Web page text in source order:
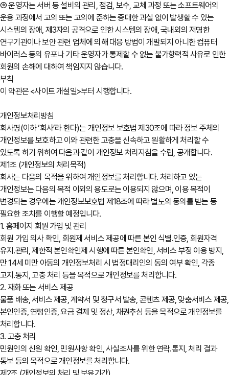
⑨ 운영자는 서버 등 설비의 관리, 점검, 보수, 교체 과정 또는 소프트웨어의
운용 과정에서 고의 또는 고의에 준하는 중대한 과실 없이 발생할 수 있는
시스템의 장애, 제3자의 공격으로 인한 시스템의 장애, 국내외의 저명한
연구기관이나 보안 관련 업체에 의해 대응 방법이 개발되지 아니한 컴퓨터
바이러스 등의 유포나 기타 운영자가 통제할 수 없는 불가항력적 사유로 인한
회원의 손해에 대하여 책임지지 않습니다.
부칙
이 약관은 <사이트 개설일>부터 시행합니다.
개인정보처리방침
회사명(이하 ‘회사’라 한다)는 개인정보 보호법 제30조에 따라 정보 주체의
개인정보를 보호하고 이와 관련한 고충을 신속하고 원활하게 처리할 수
있도록 하기 위하여 다음과 같이 개인정보 처리지침을 수립, 공개합니다.
제1조 (개인정보의 처리목적)
회사는 다음의 목적을 위하여 개인정보를 처리합니다. 처리하고 있는
개인정보는 다음의 목적 이외의 용도로는 이용되지 않으며, 이용 목적이
변경되는 경우에는 개인정보보호법 제18조에 따라 별도의 동의를 받는 등
필요한 조치를 이행할 예정입니다.
1. 홈페이지 회원 가입 및 관리
회원 가입 의사 확인, 회원제 서비스 제공에 따른 본인 식별․인증, 회원자격
유지․관리, 제한적 본인확인제 시행에 따른 본인확인, 서비스 부정 이용 방지,
만 14세 미만 아동의 개인정보처리 시 법정대리인의 동의 여부 확인, 각종
고지․통지, 고충 처리 등을 목적으로 개인정보를 처리합니다.
2. 재화 또는 서비스 제공
물품 배송, 서비스 제공, 계약서 및 청구서 발송, 콘텐츠 제공, 맞춤서비스 제공,
본인인증, 연령인증, 요금 결제 및 정산, 채권추심 등을 목적으로 개인정보를
처리합니다.
3. 고충 처리
민원인의 신원 확인, 민원사항 확인, 사실조사를 위한 연락․통지, 처리 결과
통보 등의 목적으로 개인정보를 처리합니다.